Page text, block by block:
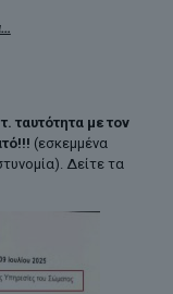
ταυτότητα με τον
(εσκεμμένα
Δείτε τα